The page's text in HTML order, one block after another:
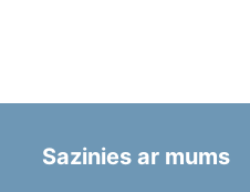
Sazinies ar mums